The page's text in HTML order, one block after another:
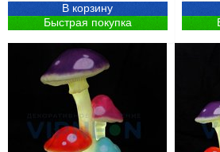
В корзину
Быстрая покупка